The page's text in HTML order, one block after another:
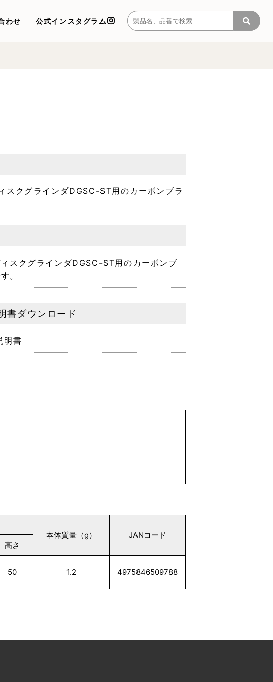
わせ 公式インスタグラム
スクグラインダDGSC-ST用のカーボンブラ
スクグラインダDGSC-ST用のカーボンブ
。
書ダウンロード
明書
高さ
50
本体質量（g）
1.2
JANコード
4975846509788